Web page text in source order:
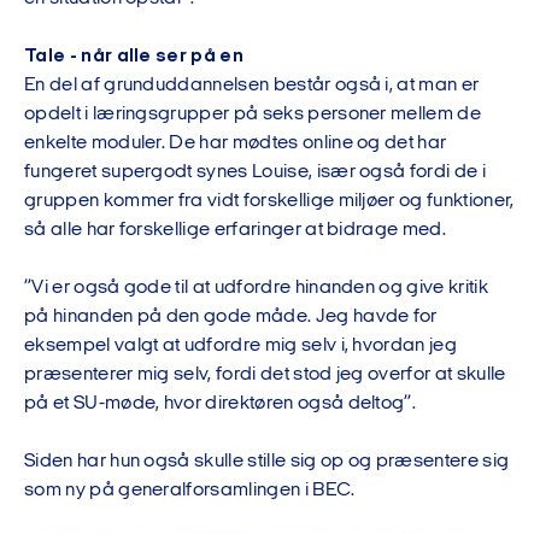
Tale - når alle ser på en
En del af grunduddannelsen består også i, at man er
opdelt i læringsgrupper på seks personer mellem de
enkelte moduler. De har mødtes online og det har
fungeret supergodt synes Louise, især også fordi de i
gruppen kommer fra vidt forskellige miljøer og funktioner,
så alle har forskellige erfaringer at bidrage med.
”Vi er også gode til at udfordre hinanden og give kritik
på hinanden på den gode måde. Jeg havde for
eksempel valgt at udfordre mig selv i, hvordan jeg
præsenterer mig selv, fordi det stod jeg overfor at skulle
på et SU-møde, hvor direktøren også deltog”.
Siden har hun også skulle stille sig op og præsentere sig
som ny på generalforsamlingen i BEC.